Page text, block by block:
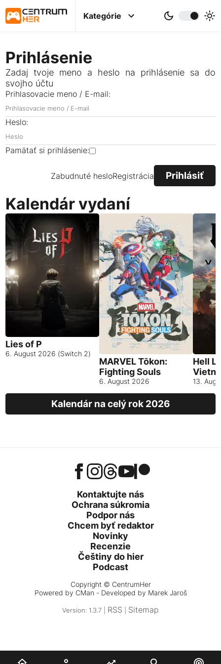
Kategórie
Prihlásenie
Zadaj tvoje meno a heslo na prihlásenie sa do
svojho účtu
Prihlasovacie meno / E-mail:
Heslo:
Pamätať si prihlásenie:
Zabudnuté hesloRegistrácia
Kalendár vydaní
Lies of P
6. August 2026 (Switch 2)
MARVEL Tōkon:
Fighting Souls
6. August 2026
Hell
13.
Kalendár na celý rok 2026
Kontaktujte nás
Ochrana súkromia
Podpor nás
Chcem byť redaktor
Novinky
Recenzie
Češtiny do hier
Podcast
Copyright © CentrumHer
Powered by CMan - Developed by Marek Jaroš
Version: 1.3.7 | RSS Sitemap